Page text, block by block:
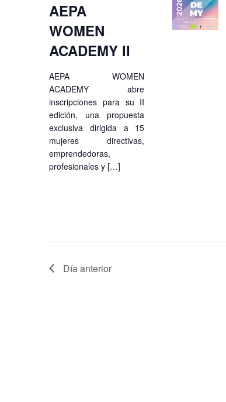
AEPA
WOMEN
ACADEMY II
AEPA WOMEN
ACADEMY abre
inscripciones para su II
edición, una propuesta
exclusiva dirigida a 15
mujeres directivas,
emprendedoras,
profesionales y […]
Día anterior